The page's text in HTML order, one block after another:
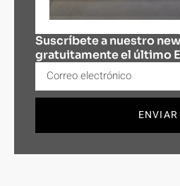
Suscríbete a nuestro
gratuitamente el último
ENVIAR